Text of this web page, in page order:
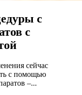
с
с
сейчас
с помощью
–...